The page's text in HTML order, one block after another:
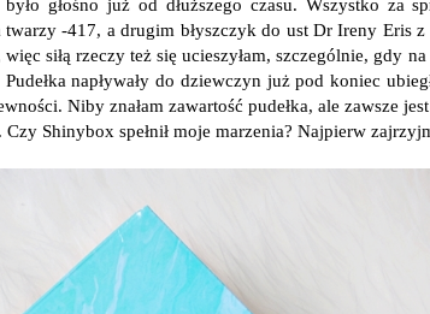
głośno już od dłuższego czasu. Wszystko za
-417, a drugim błyszczyk do ust Dr Ireny Eris
siłą rzeczy też się ucieszyłam, szczególnie, gdy
napływały do dziewczyn już pod koniec
Niby znałam zawartość pudełka, ale zawsze
Shinybox spełnił moje marzenia? Najpierw